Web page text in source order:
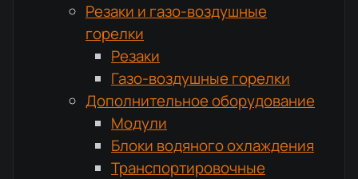
Резаки и газо-воздушные
горелки
Резаки
Газо-воздушные горелки
Дополнительное оборудование
Модули
Блоки водяного охлаждения
Транспортировочные